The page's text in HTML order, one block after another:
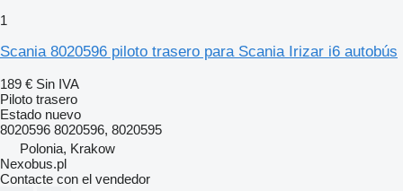
1
Scania 8020596 piloto trasero para Scania Irizar i6 autobús
189 € Sin IVA
Piloto trasero
Estado nuevo
8020596 8020596, 8020595
Polonia, Krakow
Nexobus.pl
Contacte con el vendedor